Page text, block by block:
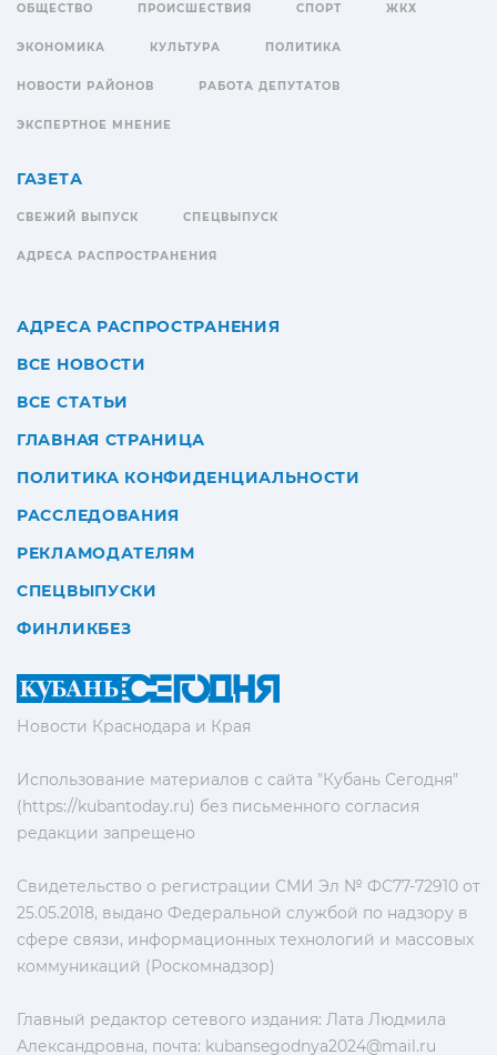
Новости Краснодара и Края
Использование материалов с сайта "Кубань Сегодня"
(https://kubantoday.ru) без письменного согласия
редакции запрещено
Свидетельство о регистрации СМИ Эл № ФС77-72910 от
25.05.2018, выдано Федеральной службой по надзору в
сфере связи, информационных технологий и массовых
коммуникаций (Роскомнадзор)
Главный редактор сетевого издания: Лата Людмила
Александровна, почта: kubansegodnya2024@mail.ru
ОБЩЕСТВО ПРОИСШЕСТВИЯ СПОРТ ЖКХ
ЭКОНОМИКА КУЛЬТУРА ПОЛИТИКА
НОВОСТИ РАЙОНОВ РАБОТА ДЕПУТАТОВ
ЭКСПЕРТНОЕ МНЕНИЕ
ГАЗЕТА
СВЕЖИЙ ВЫПУСК СПЕЦВЫПУСК
АДРЕСА РАСПРОСТРАНЕНИЯ
АДРЕСА РАСПРОСТРАНЕНИЯ
ВСЕ НОВОСТИ
ВСЕ СТАТЬИ
ГЛАВНАЯ СТРАНИЦА
ПОЛИТИКА КОНФИДЕНЦИАЛЬНОСТИ
РАССЛЕДОВАНИЯ
РЕКЛАМОДАТЕЛЯМ
СПЕЦВЫПУСКИ
ФИНЛИКБЕЗ